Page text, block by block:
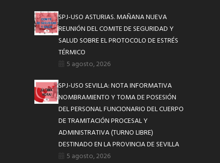
SPJ-USO ASTURIAS. MAÑANA NUEVA
REUNIÓN DEL COMITE DE SEGURIDAD Y
SALUD SOBRE EL PROTOCOLO DE ESTRÉS
TÉRMICO
5 agosto, 2026
SPJ-USO SEVILLA: NOTA INFORMATIVA
NOMBRAMIENTO Y TOMA DE POSESIÓN
DEL PERSONAL FUNCIONARIO DEL CUERPO
DE TRAMITACIÓN PROCESAL Y
ADMINISTRATIVA (TURNO LIBRE)
DESTINADO EN LA PROVINCIA DE SEVILLA
5 agosto, 2026